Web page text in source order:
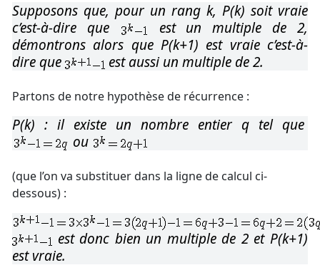
Supposons que, pour un rang k, P(k) soit vraie
c’est-à-dire que
est un multiple de 2,
démontrons alors que P(k+1) est vraie c’est-à-
dire que
est aussi un multiple de 2.
Partons de notre hypothèse de récurrence :
P(k) : il existe un nombre entier q tel que
ou
(que l’on va substituer dans la ligne de calcul ci-
dessous) :
est donc bien un multiple de 2 et P(k+1)
est vraie.